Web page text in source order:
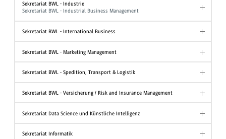
Sekretariat BWL - Industrie
Sekretariat BWL - Industrial Business Management
Sekretariat BWL - International Business
Sekretariat BWL - Marketing Management
Sekretariat BWL - Spedition, Transport & Logistik
Sekretariat BWL - Versicherung / Risk and Insurance Management
Sekretariat Data Science und Künstliche Intelligenz
Sekretariat Informatik